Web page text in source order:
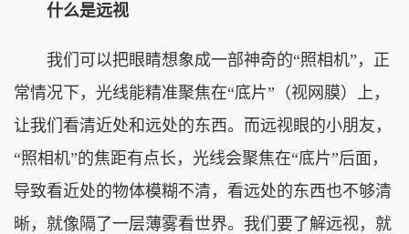
什么是远视
我们可以把眼睛想象成一部神奇的“照相机”，正
常情况下，光线能精准聚焦在“底片”（视网膜）上，
让我们看清近处和远处的东西。而远视眼的小朋友，
“照相机”的焦距有点长，光线会聚焦在“底片”后面，
导致看近处的物体模糊不清，看远处的东西也不够清
晰，就像隔了一层薄雾看世界。我们要了解远视，就